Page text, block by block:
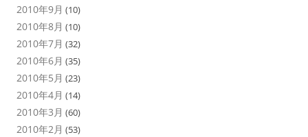
2010年9月 (10)
2010年8月 (10)
2010年7月 (32)
2010年6月 (35)
2010年5月 (23)
2010年4月 (14)
2010年3月 (60)
2010年2月 (53)